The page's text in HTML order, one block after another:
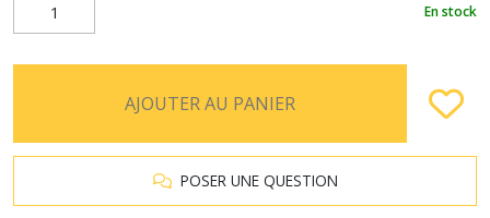
En stock
AJOUTER AU PANIER
POSER UNE QUESTION